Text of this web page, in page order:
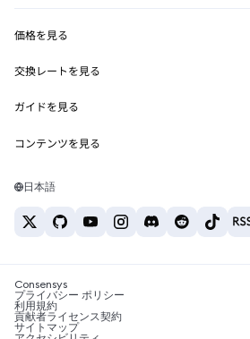
MetaMask Connect
Snaps
Web3サービス
セキュリティ
サポート
キャリア
お問い合わせ
価格を見る
イーサリアムの価格
Solanaの価格
Tetherの価格
交換レートを見る
ETH→USD
USDT→INR
BTC→INR
ETH→USDT
ガイドを見る
ETHの購入
USDTの購入
SHIBの購入
BNBの購入
コンテンツを見る
Solanaウォレット
税制関連ニュース
暗号資産の購入方法は？
日本語
Consensys
プライバシー ポリシー
利用規約
貢献者ライセンス契約
サイトマップ